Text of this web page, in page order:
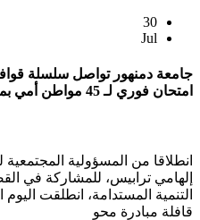
30
Jul
جامعة دمنهور تواصل سلسلة
امتحان فوري لـ 45 مواطن أمي بمركز الأبعادية ب
انطلاقا من المسؤولية المجتمعية
إلهامي ترابيس، للمشاركة في
قافلة مبادرة محو